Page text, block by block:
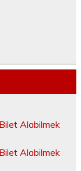
Alabilmek
Alabilmek